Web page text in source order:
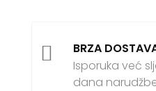

BRZA
Isporuka već
dana